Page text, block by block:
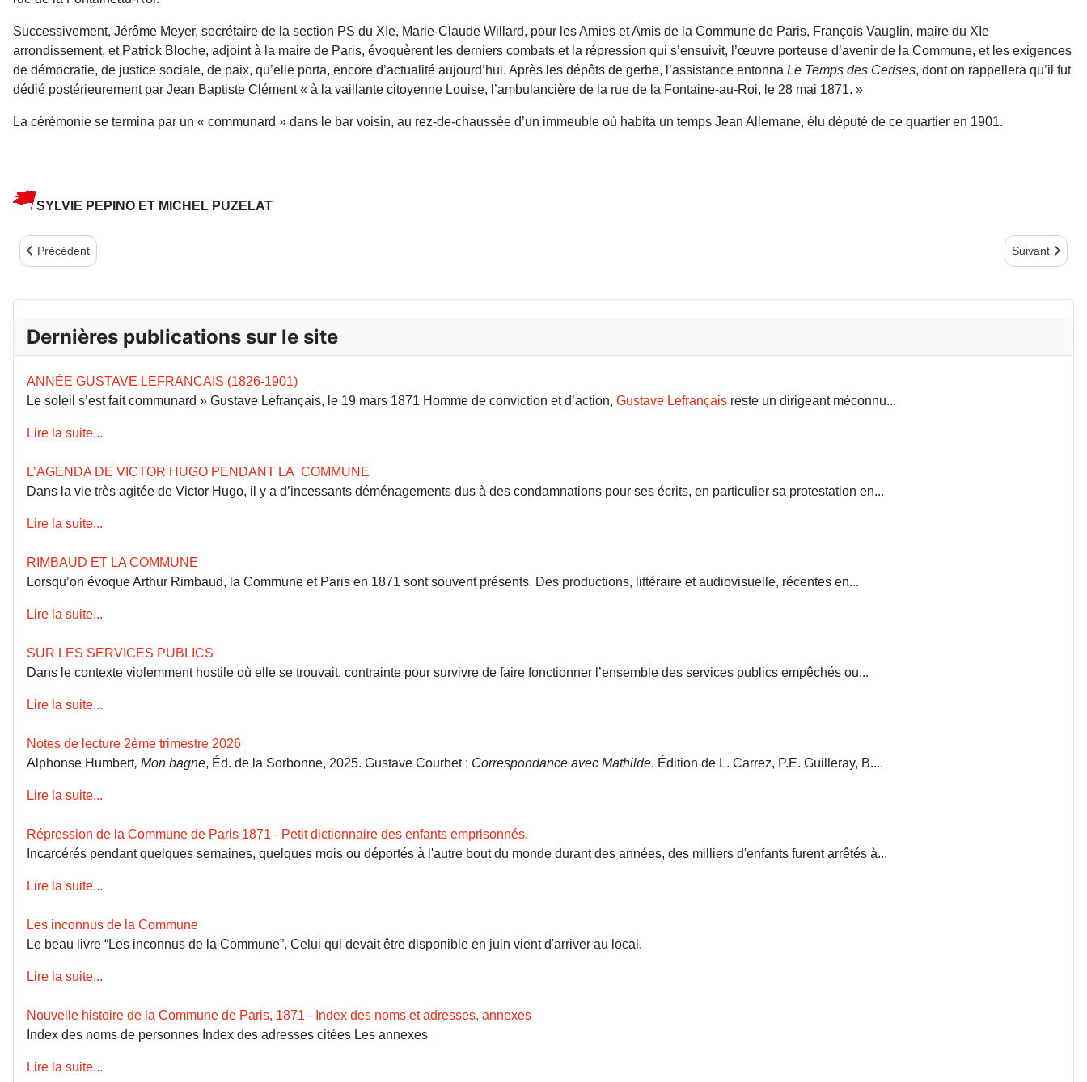
Successivement, Jérôme Meyer, secrétaire de la section PS du XIe, Marie-Claude Willard, pour les Amies et Amis de la Commune de Paris, François Vauglin, maire du XIe
arrondissement, et Patrick Bloche, adjoint à la maire de Paris, évoquèrent les derniers combats et la répression qui s’ensuivit, l’œuvre porteuse d’avenir de la Commune, et les exigences
de démocratie, de justice sociale, de paix, qu’elle porta, encore d’actualité aujourd’hui. Après les dépôts de gerbe, l’assistance entonna Le Temps des Cerises, dont on rappellera qu’il fut
dédié postérieurement par Jean Baptiste Clément « à la vaillante citoyenne Louise, l’ambulancière de la rue de la Fontaine-au-Roi, le 28 mai 1871. »
La cérémonie se termina par un « communard » dans le bar voisin, au rez-de-chaussée d’un immeuble où habita un temps Jean Allemane, élu député de ce quartier en 1901.
SYLVIE PEPINO ET MICHEL PUZELAT
Article précédent : LA MONTÉE AU MUR 2019
Précédent Article suivant
Suivant
Dernières publications sur le site
ANNÉE GUSTAVE LEFRANCAIS (1826-1901)
Le soleil s’est fait communard » Gustave Lefrançais, le 19 mars 1871 Homme de conviction et d’action, Gustave Lefrançais reste un dirigeant méconnu...
Lire la suite...
L’AGENDA DE VICTOR HUGO PENDANT LA COMMUNE
Dans la vie très agitée de Victor Hugo, il y a d’incessants déménagements dus à des condamnations pour ses écrits, en particulier sa protestation en...
Lire la suite...
RIMBAUD ET LA COMMUNE
Lorsqu’on évoque Arthur Rimbaud, la Commune et Paris en 1871 sont souvent présents. Des productions, littéraire et audiovisuelle, récentes en...
Lire la suite...
SUR LES SERVICES PUBLICS
Dans le contexte violemment hostile où elle se trouvait, contrainte pour survivre de faire fonctionner l’ensemble des services publics empêchés ou...
Lire la suite...
Notes de lecture 2ème trimestre 2026
Alphonse Humbert, Mon bagne, Éd. de la Sorbonne, 2025. Gustave Courbet : Correspondance avec Mathilde. Édition de L. Carrez, P.E. Guilleray, B....
Lire la suite...
Répression de la Commune de Paris 1871 - Petit dictionnaire des enfants emprisonnés.
Incarcérés pendant quelques semaines, quelques mois ou déportés à l'autre bout du monde durant des années, des milliers d'enfants furent arrêtés à...
Lire la suite...
Les inconnus de la Commune
Le beau livre “Les inconnus de la Commune”, Celui qui devait être disponible en juin vient d'arriver au local.
Lire la suite...
Nouvelle histoire de la Commune de Paris, 1871 - Index des noms et adresses, annexes
Index des noms de personnes Index des adresses citées Les annexes
Lire la suite...